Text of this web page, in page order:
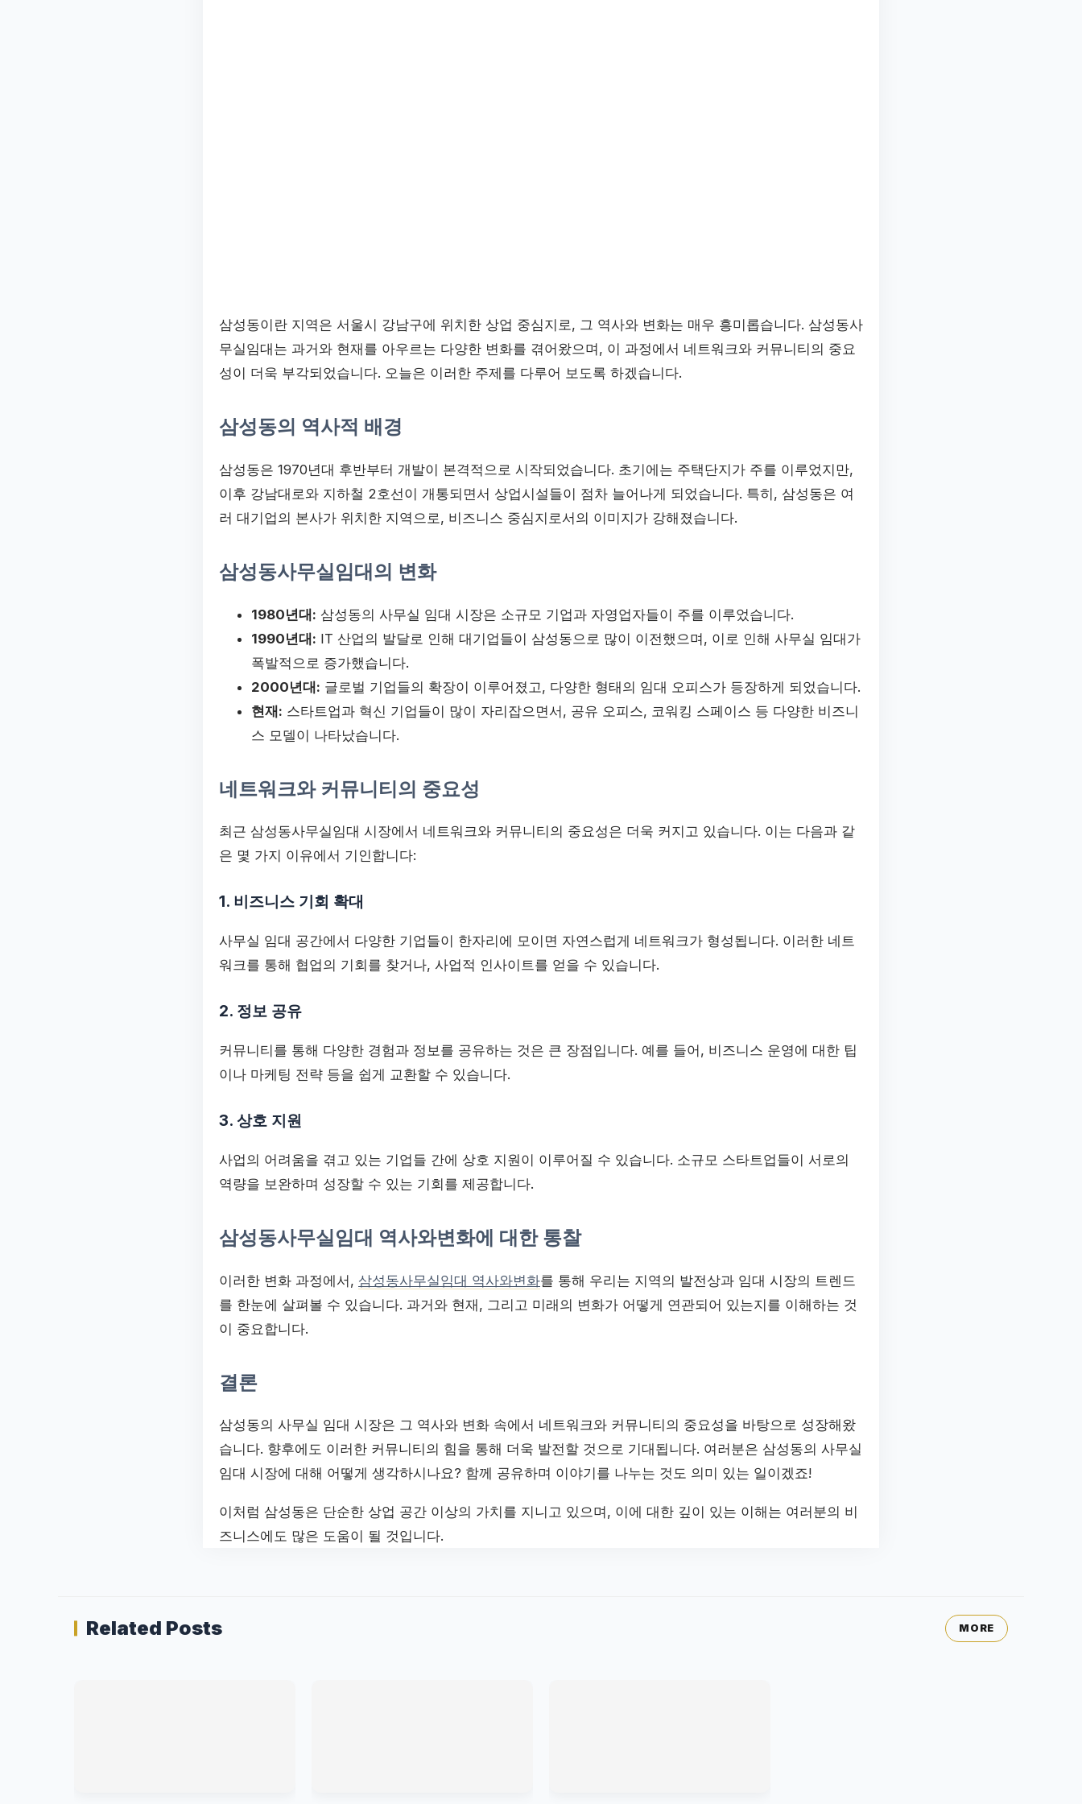
삼성동이란 지역은 서울시 강남구에 위치한 상업 중심지로, 그 역사와 변화는 매우 흥미롭습니다. 삼성동사
무실임대는 과거와 현재를 아우르는 다양한 변화를 겪어왔으며, 이 과정에서 네트워크와 커뮤니티의 중요
성이 더욱 부각되었습니다. 오늘은 이러한 주제를 다루어 보도록 하겠습니다.
삼성동의 역사적 배경
삼성동은 1970년대 후반부터 개발이 본격적으로 시작되었습니다. 초기에는 주택단지가 주를 이루었지만,
이후 강남대로와 지하철 2호선이 개통되면서 상업시설들이 점차 늘어나게 되었습니다. 특히, 삼성동은 여
러 대기업의 본사가 위치한 지역으로, 비즈니스 중심지로서의 이미지가 강해졌습니다.
삼성동사무실임대의 변화
1980년대: 삼성동의 사무실 임대 시장은 소규모 기업과 자영업자들이 주를 이루었습니다.
1990년대: IT 산업의 발달로 인해 대기업들이 삼성동으로 많이 이전했으며, 이로 인해 사무실 임대가
폭발적으로 증가했습니다.
2000년대: 글로벌 기업들의 확장이 이루어졌고, 다양한 형태의 임대 오피스가 등장하게 되었습니다.
현재: 스타트업과 혁신 기업들이 많이 자리잡으면서, 공유 오피스, 코워킹 스페이스 등 다양한 비즈니
스 모델이 나타났습니다.
네트워크와 커뮤니티의 중요성
최근 삼성동사무실임대 시장에서 네트워크와 커뮤니티의 중요성은 더욱 커지고 있습니다. 이는 다음과 같
은 몇 가지 이유에서 기인합니다:
1. 비즈니스 기회 확대
사무실 임대 공간에서 다양한 기업들이 한자리에 모이면 자연스럽게 네트워크가 형성됩니다. 이러한 네트
워크를 통해 협업의 기회를 찾거나, 사업적 인사이트를 얻을 수 있습니다.
2. 정보 공유
커뮤니티를 통해 다양한 경험과 정보를 공유하는 것은 큰 장점입니다. 예를 들어, 비즈니스 운영에 대한 팁
이나 마케팅 전략 등을 쉽게 교환할 수 있습니다.
3. 상호 지원
사업의 어려움을 겪고 있는 기업들 간에 상호 지원이 이루어질 수 있습니다. 소규모 스타트업들이 서로의
역량을 보완하며 성장할 수 있는 기회를 제공합니다.
삼성동사무실임대 역사와변화에 대한 통찰
이러한 변화 과정에서, 삼성동사무실임대 역사와변화를 통해 우리는 지역의 발전상과 임대 시장의 트렌드
를 한눈에 살펴볼 수 있습니다. 과거와 현재, 그리고 미래의 변화가 어떻게 연관되어 있는지를 이해하는 것
이 중요합니다.
결론
삼성동의 사무실 임대 시장은 그 역사와 변화 속에서 네트워크와 커뮤니티의 중요성을 바탕으로 성장해왔
습니다. 향후에도 이러한 커뮤니티의 힘을 통해 더욱 발전할 것으로 기대됩니다. 여러분은 삼성동의 사무실
임대 시장에 대해 어떻게 생각하시나요? 함께 공유하며 이야기를 나누는 것도 의미 있는 일이겠죠!
이처럼 삼성동은 단순한 상업 공간 이상의 가치를 지니고 있으며, 이에 대한 깊이 있는 이해는 여러분의 비
즈니스에도 많은 도움이 될 것입니다.
Related Posts MORE